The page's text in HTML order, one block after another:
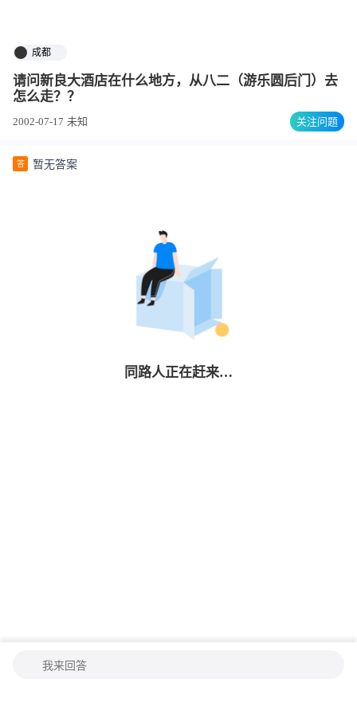
成都
请问新良大酒店在什么地方，从八二（游乐圆后门）去
怎么走？？
2002-07-17 未知 关注问题
答 暂无答案
同路人正在赶来…